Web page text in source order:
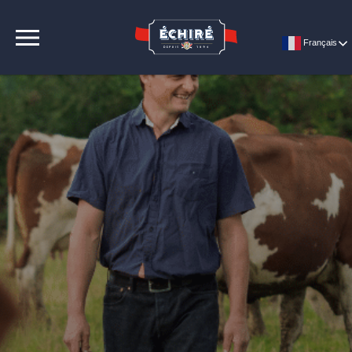
Français
CONTACT